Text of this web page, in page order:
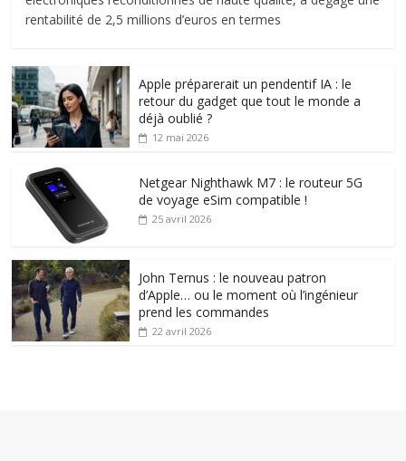
rentabilité de 2,5 millions d’euros en termes
Apple préparerait un pendentif IA : le
retour du gadget que tout le monde a
déjà oublié ?
12 mai 2026
Netgear Nighthawk M7 : le routeur 5G
de voyage eSim compatible !
25 avril 2026
John Ternus : le nouveau patron
d’Apple… ou le moment où l’ingénieur
prend les commandes
22 avril 2026